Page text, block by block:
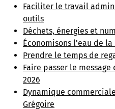
Faciliter le travail
outils
Déchets, énergies et
Économisons l'eau de la
Prendre le temps de
Faire passer le
2026
Dynamique
Grégoire